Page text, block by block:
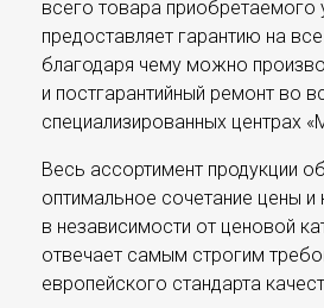
всего товара приобретаемого
предоставляет гарантию на
благодаря чему можно
и постгарантийный ремонт во
специализированных центрах
Весь ассортимент продукции
оптимальное сочетание цены и
в независимости от ценовой
отвечает самым строгим
европейского стандарта